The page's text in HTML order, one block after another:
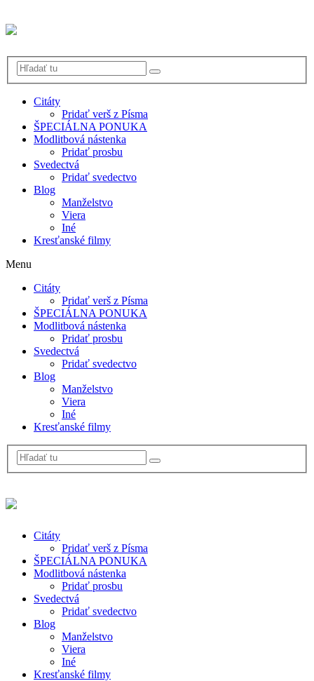
Citáty
Pridať verš z Písma
ŠPECIÁLNA PONUKA
Modlitbová nástenka
Pridať prosbu
Svedectvá
Pridať svedectvo
Blog
Manželstvo
Viera
Iné
Kresťanské filmy
Menu
Citáty
Pridať verš z Písma
ŠPECIÁLNA PONUKA
Modlitbová nástenka
Pridať prosbu
Svedectvá
Pridať svedectvo
Blog
Manželstvo
Viera
Iné
Kresťanské filmy
Citáty
Pridať verš z Písma
ŠPECIÁLNA PONUKA
Modlitbová nástenka
Pridať prosbu
Svedectvá
Pridať svedectvo
Blog
Manželstvo
Viera
Iné
Kresťanské filmy